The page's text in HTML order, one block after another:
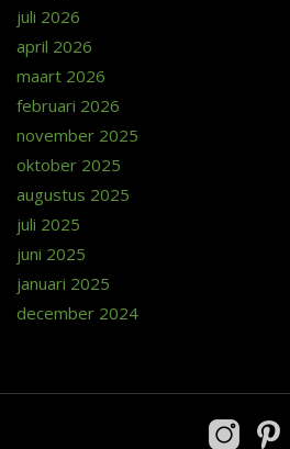
juli 2026
april 2026
maart 2026
februari 2026
november 2025
oktober 2025
augustus 2025
juli 2025
juni 2025
januari 2025
december 2024